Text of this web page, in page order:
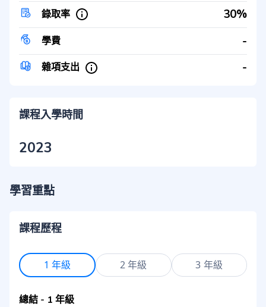
錄取率 30%
學費 -
雜項支出 -
課程入學時間
2023
學習重點
課程歷程
1 年級 2 年級 3 年級
總結 - 1 年級